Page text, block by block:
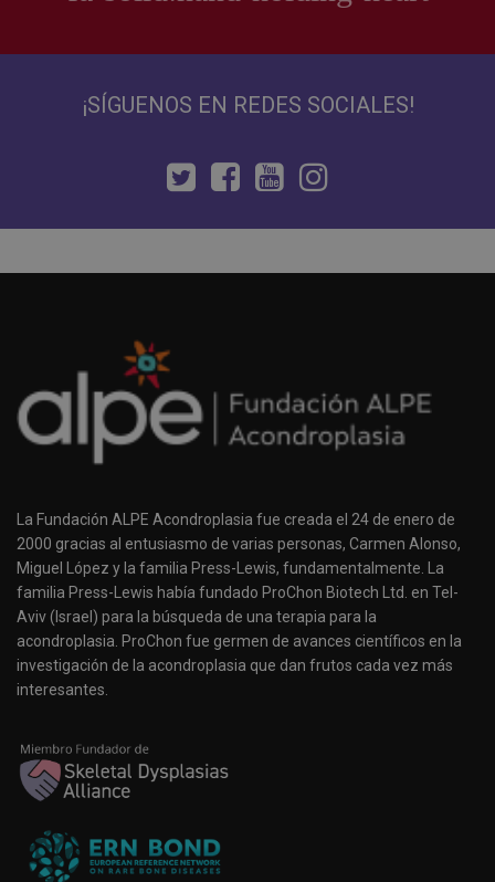
¡SÍGUENOS EN REDES SOCIALES!
La Fundación ALPE Acondroplasia fue creada el 24 de enero de
2000 gracias al entusiasmo de varias personas, Carmen Alonso,
Miguel López y la familia Press-Lewis, fundamentalmente. La
familia Press-Lewis había fundado ProChon Biotech Ltd. en Tel-
Aviv (Israel) para la búsqueda de una terapia para la
acondroplasia. ProChon fue germen de avances científicos en la
investigación de la acondroplasia que dan frutos cada vez más
interesantes.